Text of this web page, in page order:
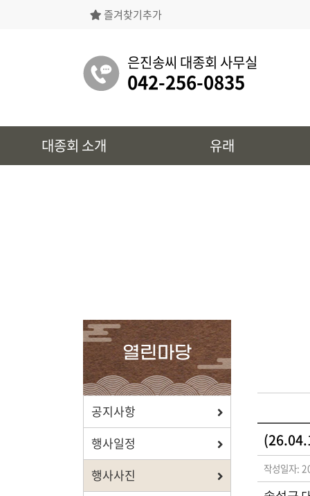
즐겨찾기추가
은진송씨 대종회 사무실
042-256-0835
대종회 소개 유래
유래
시조 및 보관유리, 선대묘역을
포상/장학
효행 정신과 숭조돈종의 사상이
투철한 장학생을 지원합니다.
열린마당
공지사항
행사일정
행사사진
작성일자: